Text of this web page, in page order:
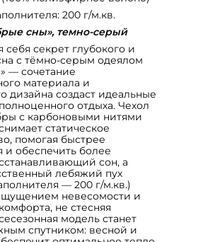
200 г/м.кв.
сны», темно-серый
себя секрет глубокого и
с тёмно‑серым одеялом
— сочетание
материала и
дизайна создаст идеальные
отдыха. Чехол
с карбоновыми нитями
статическое
помогая быстрее
и обеспечить более
сон, а
лебяжий пух
— 200 г/м.кв.)
невесомости и
не стесняя
модель станет
спутником: весной и